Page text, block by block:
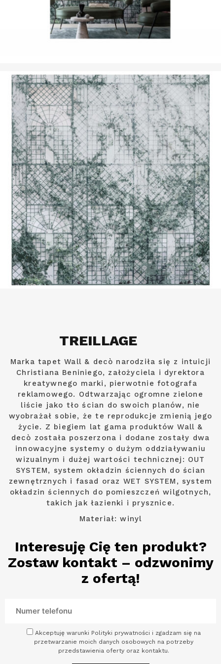
TREILLAGE
Marka tapet Wall & decò narodziła się z intuicji
Christiana Beniniego, założyciela i dyrektora
kreatywnego marki, pierwotnie fotografa
reklamowego. Odtwarzając ogromne zielone
liście jako tło ścian do swoich planów, nie
wyobrażał sobie, że te reprodukcje zmienią jego
życie. Z biegiem lat gama produktów Wall &
decò została poszerzona i dodane zostały dwa
innowacyjne systemy o dużym oddziaływaniu
wizualnym i dużej wartości technicznej: OUT
SYSTEM, system okładzin ściennych do ścian
zewnętrznych i fasad oraz WET SYSTEM, system
okładzin ściennych do pomieszczeń wilgotnych,
takich jak łazienki i prysznice.
Materiał: winyl
Interesuję Cię ten produkt?
Zostaw kontakt – odzwonimy
z ofertą!
Akceptuję warunki Polityki prywatności i zgadzam się na
przetwarzanie moich danych osobowych na potrzeby
przedstawienia oferty oraz kontaktu.